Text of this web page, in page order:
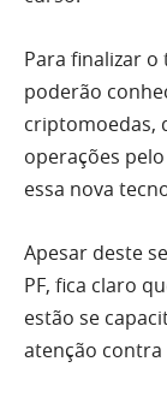
Para finalizar
poderão
criptomoedas,
operações
essa nova
Apesar deste
PF, fica claro
estão se
atenção